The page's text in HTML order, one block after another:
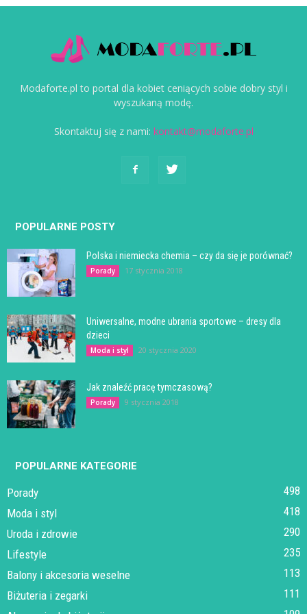
Modaforte.pl to portal dla kobiet ceniących sobie dobry styl i
wyszukaną modę.
Skontaktuj się z nami: kontakt@modaforte.pl
POPULARNE POSTY
Polska i niemiecka chemia – czy da się je porównać?
Porady 17 stycznia 2018
Uniwersalne, modne ubrania sportowe – dresy dla
dzieci
Moda i styl 20 stycznia 2020
Jak znaleźć pracę tymczasową?
Porady 9 stycznia 2018
POPULARNE KATEGORIE
Porady
498
Moda i styl
418
Uroda i zdrowie
290
Lifestyle
235
Balony i akcesoria weselne
113
Biżuteria i zegarki
111